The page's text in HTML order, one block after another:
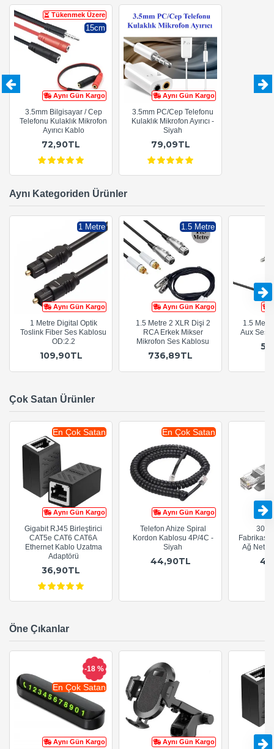
Aynı Gün Kargo
15cm
Tükenmek Üzere
3.5mm Bilgisayar / Cep
Telefonu Kulaklık Mikrofon
Ayırıcı Kablo
72,90TL
Aynı Gün Kargo
3.5mm PC/Cep Telefonu
Kulaklık Mikrofon Ayırıcı -
Siyah
79,09TL
Aynı Kategoriden Ürünler
Aynı Gün Kargo
1 Metre
1 Metre Digital Optik
Toslink Fiber Ses Kablosu
OD:2.2
109,90TL
Aynı Gün Kargo
1.5 Metre
1.5 Metre 2 XLR Dişi 2
RCA Erkek Mikser
Mikrofon Ses Kablosu
736,89TL
1.5
Aux Ses
Çok Satan Ürünler
Aynı Gün Kargo
En Çok Satan
Gigabit RJ45 Birleştirici
CAT5e CAT6 CAT6A
Ethernet Kablo Uzatma
Adaptörü
36,90TL
Aynı Gün Kargo
En Çok Satan
Telefon Ahize Spiral
Kordon Kablosu 4P/4C -
Siyah
44,90TL
Ağ
Öne Çıkanlar
Aynı Gün Kargo
En Çok Satan
-18 %
Aynı Gün Kargo